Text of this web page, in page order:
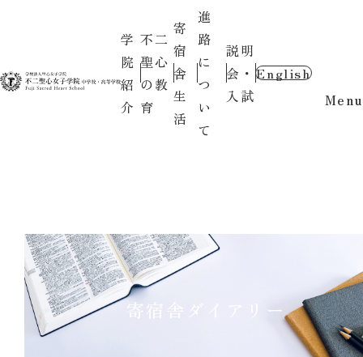
学
院
紹
介
不二
聖心
の教
育
寄
宿
舎
生
活
進
路
に
つ
い
て
説明
会・
入試
English
Menu
寄宿舎ダイアリー